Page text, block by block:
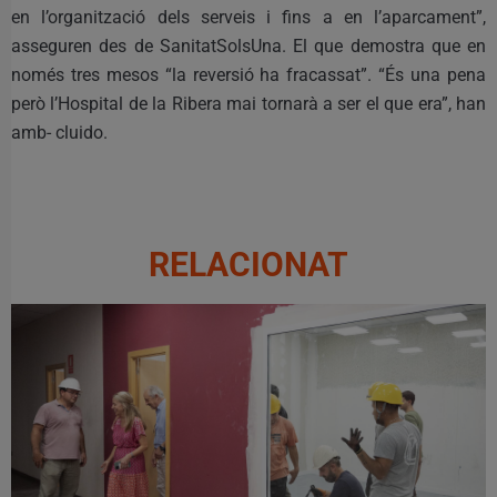
en l’organització dels serveis i fins a en l’aparcament”,
asseguren des de SanitatSolsUna. El que demostra que en
només tres mesos “la reversió ha fracassat”. “És una pena
però l’Hospital de la Ribera mai tornarà a ser el que era”, han
amb- cluido.
RELACIONAT